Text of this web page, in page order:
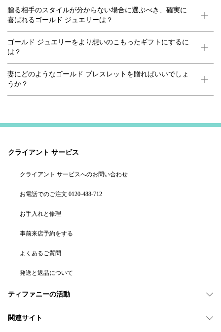
贈る相手のスタイルが分からない場合に選ぶべき、確実に
喜ばれるゴールド ジュエリーは？
ゴールド ジュエリーをより想いのこもったギフトにするに
は？
妻にどのようなゴールド ブレスレットを贈ればいいでしょ
うか？
クライアント サービス
クライアント サービスへのお問い合わせ
お電話でのご注文 0120-488-712
お手入れと修理
事前来店予約をする
よくあるご質問
発送と返品について
ティファニーの活動
関連サイト